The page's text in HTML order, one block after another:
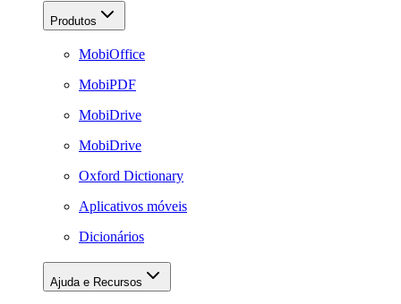
Produtos
MobiOffice
MobiPDF
MobiDrive
MobiDrive
Oxford Dictionary
Aplicativos móveis
Dicionários
Ajuda e Recursos